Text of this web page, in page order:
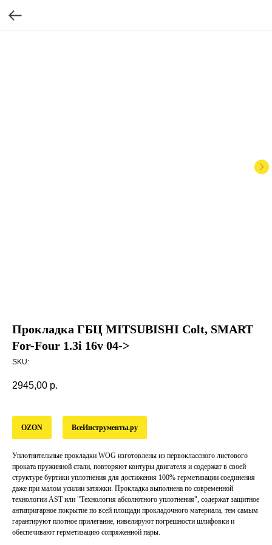
Прокладка ГБЦ MITSUBISHI Colt, SMART
For-Four 1.3i 16v 04->
SKU:
2945,00 р.
OZON ВсеИнструменты.ру
Уплотнительные прокладки WOG изготовлены из первоклассного листового
проката пружинной стали, повторяют контуры двигателя и содержат в своей
структуре буртики уплотнения для достижения 100% герметизации соединения
даже при малом усилии затяжки. Прокладка выполнена по современной
технологии AST или "Технология абсолютного уплотнения", содержат защитное
антипригарное покрытие по всей площади прокладочного материала, тем самым
гарантируют плотное прилегание, нивелируют погрешности шлифовки и
обеспечивают герметизацию сопряженной пары.